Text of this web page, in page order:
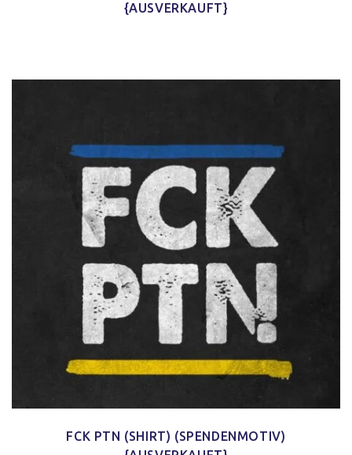
{AUSVERKAUFT}
FCK PTN (SHIRT) (SPENDENMOTIV)